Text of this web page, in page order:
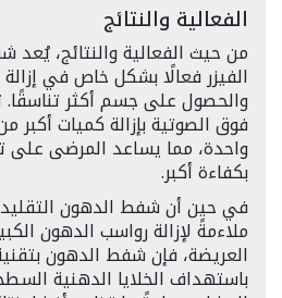
الفعالية والنتائج
من حيث الفعالية والنتائج،
الفيزر فعالًا بشكل خاص في
والحصول على جسم أكثر
فوق الصوتية بإزالة كميات
واحدة، مما يساعد المرضى على
بكفاءة أكبر.
في حين أن شفط الدهون
ملاءمةً لإزالة رواسب الدهون
العريضة، فإن شفط الدهون
باستهداف الخلايا الدهنية